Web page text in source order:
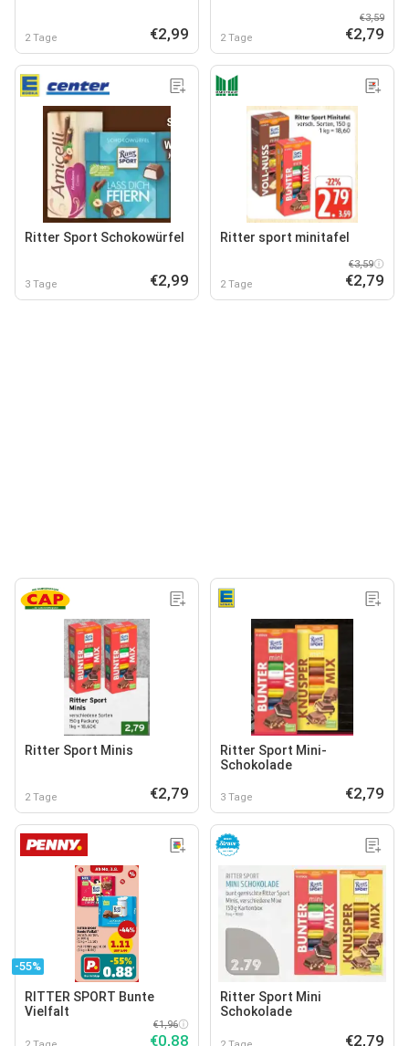
2 Tage €2,99 2 Tage
€3,59
€2,79
Ritter Sport Schokowürfel
3 Tage €2,99
Ritter sport minitafel
2 Tage
€3,59
€2,79
Ritter Sport Minis
2 Tage €2,79
Ritter Sport Mini-
Schokolade
3 Tage €2,79
-55%
RITTER SPORT Bunte
Vielfalt
€1,96
€0,88
Ritter Sport Mini
Schokolade
€2,79